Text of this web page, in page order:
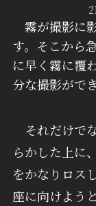
霧が撮影に
す。そこから
に早く霧に覆
分な撮影がで
それだけで
らかした上に
をかなりロス
座に向けよう